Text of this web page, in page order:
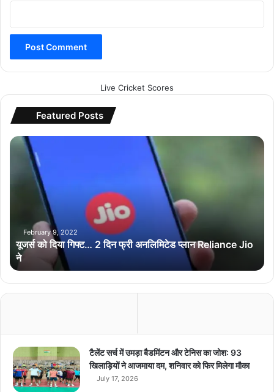
Live Cricket Scores
Featured Posts
यू
…
दि
न
लि
मि
टे
ड
प्ला
February 9, 2022
यूजर्स को दिया गिफ्ट… 2 दिन फ्री अनलिमिटेड प्लान Reliance Jio
ने
टैलेंट सर्च में उमड़ा बैडमिंटन और टेनिस का जोश: 93
खिलाड़ियों ने आजमाया दम, शनिवार को फिर मिलेगा मौका
July 17, 2026